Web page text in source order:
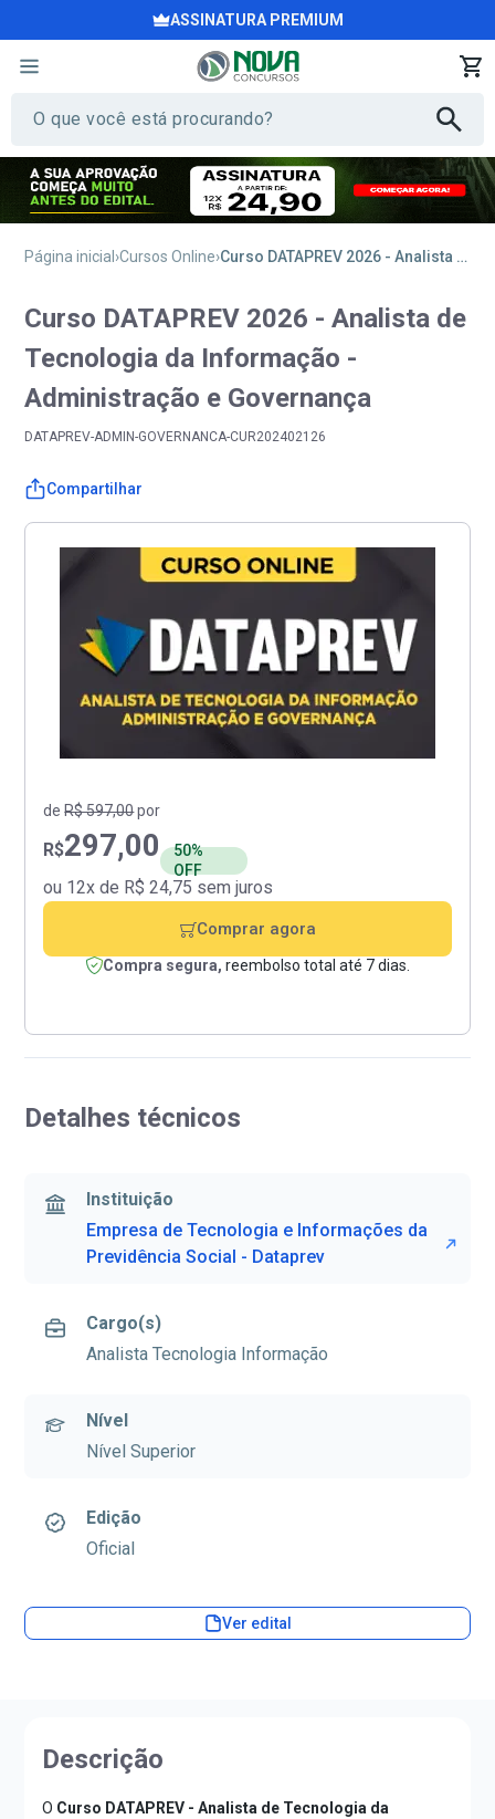
ASSINATURA PREMIUM
Página inicial Cursos Online Curso DATAPREV 2026 - Analista de Tecnologia da Informação - Administração e Governança
Curso DATAPREV 2026 - Analista de
Tecnologia da Informação -
Administração e Governança
DATAPREV-ADMIN-GOVERNANCA-CUR202402126
Compartilhar
Detalhes técnicos
Instituição
Empresa de Tecnologia e Informações da
Previdência Social - Dataprev
Cargo(s)
Analista Tecnologia Informação
Nível
Nível Superior
Edição
Oficial
Ver edital
deR$ 597,00por
R$297,00
50%
OFF
ou 12x de R$ 24,75 sem juros
Comprar agora
Compra segura, reembolso total até 7 dias.
Descrição
O Curso DATAPREV - Analista de Tecnologia da